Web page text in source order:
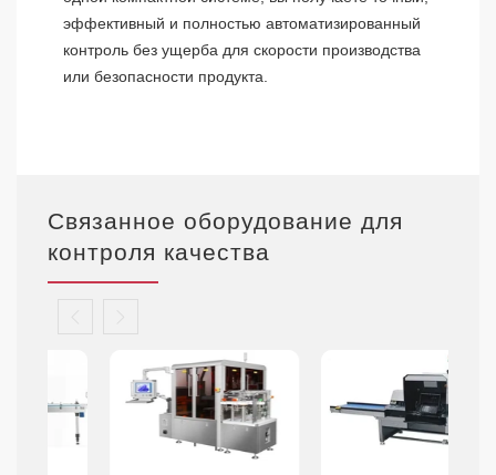
эффективный и полностью автоматизированный
контроль без ущерба для скорости производства
или безопасности продукта.
Связанное оборудование для
контроля качества